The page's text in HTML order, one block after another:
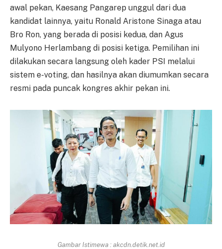
awal pekan, Kaesang Pangarep unggul dari dua
kandidat lainnya, yaitu Ronald Aristone Sinaga atau
Bro Ron, yang berada di posisi kedua, dan Agus
Mulyono Herlambang di posisi ketiga. Pemilihan ini
dilakukan secara langsung oleh kader PSI melalui
sistem e-voting, dan hasilnya akan diumumkan secara
resmi pada puncak kongres akhir pekan ini.
Gambar Istimewa : akcdn.detik.net.id